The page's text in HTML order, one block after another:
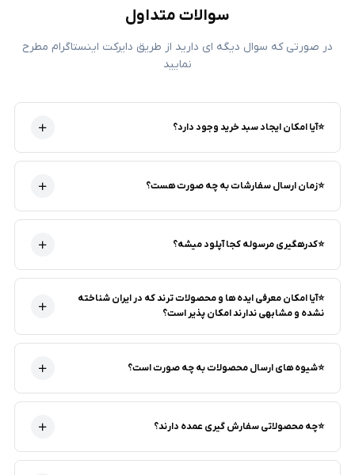
سوالات متداول
در صورتی که سوال دیگه ای دارید از طریق دایرکت اینستاگرام مطرح
نمایید
⭐آیا امکان ایجاد سبد خرید وجود دارد؟
⭐زمان ارسال سفارشات به چه صورت هست؟
⭐کدرهگیری مرسوله کجا آپلود میشه؟
⭐آیا امکان معرفی ایده ها و محصولات ترند که در ایران شناخته
نشده و مشابهی ندارند امکان پذیر است؟
⭐شیوه های ارسال محصولات به چه صورت است؟
⭐چه محصولاتی سفارش گیری عمده دارند؟